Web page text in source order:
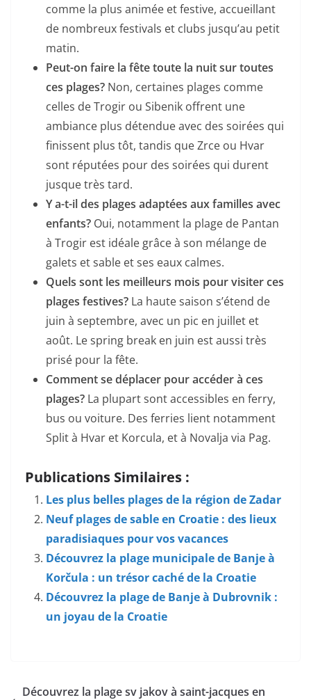
comme la plus animée et festive, accueillant
de nombreux festivals et clubs jusqu’au petit
matin.
Peut-on faire la fête toute la nuit sur toutes
ces plages? Non, certaines plages comme
celles de Trogir ou Sibenik offrent une
ambiance plus détendue avec des soirées qui
finissent plus tôt, tandis que Zrce ou Hvar
sont réputées pour des soirées qui durent
jusque très tard.
Y a-t-il des plages adaptées aux familles avec
enfants? Oui, notamment la plage de Pantan
à Trogir est idéale grâce à son mélange de
galets et sable et ses eaux calmes.
Quels sont les meilleurs mois pour visiter ces
plages festives? La haute saison s’étend de
juin à septembre, avec un pic en juillet et
août. Le spring break en juin est aussi très
prisé pour la fête.
Comment se déplacer pour accéder à ces
plages? La plupart sont accessibles en ferry,
bus ou voiture. Des ferries lient notamment
Split à Hvar et Korcula, et à Novalja via Pag.
Publications Similaires :
Les plus belles plages de la région de Zadar
Neuf plages de sable en Croatie : des lieux
paradisiaques pour vos vacances
Découvrez la plage municipale de Banje à
Korčula : un trésor caché de la Croatie
Découvrez la plage de Banje à Dubrovnik :
un joyau de la Croatie
Découvrez la plage sv jakov à saint-jacques en